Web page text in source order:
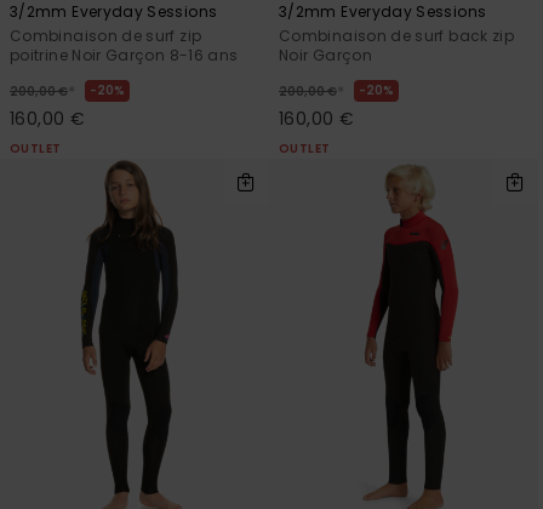
3/2mm Everyday Sessions
Combinaison de surf zip
poitrine Noir Garçon 8-16 ans
200,00 € * 20%
160,00 €
OUTLET
3/2mm Everyday Sessions
Combinaison de surf back zip
Noir Garçon
200,00 € * 20%
160,00 €
OUTLET